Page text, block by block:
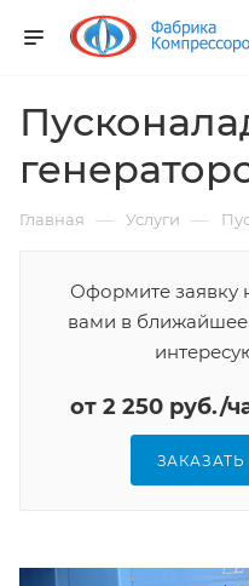
Главная — Услуги —
Оформите заявку
вами в ближайшее
от 2 250 руб./
ЗАКАЗАТЬ